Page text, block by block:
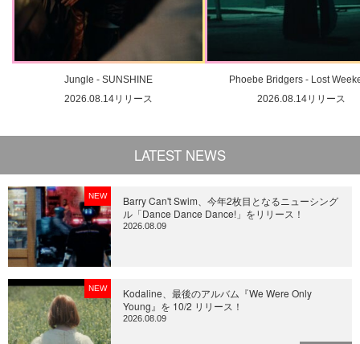
Jungle - SUNSHINE
2026.08.14リリース
Phoebe Bridgers - Lost
2026.08.14リリース
LATEST NEWS
NEW
Barry Can't Swim、今年2枚目となるニューシング
ル「Dance Dance Dance!」をリリース！
2026.08.09
NEW
Kodaline、最後のアルバム『We Were Only
Young』を 10/2 リリース！
2026.08.09